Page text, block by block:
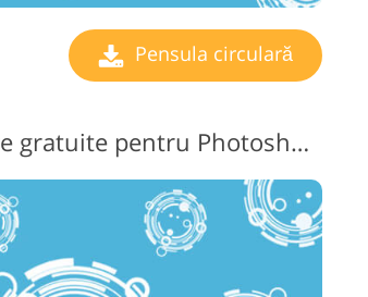
Pensula circulară
Pensule circulare gratuite pentru Photoshop # 10 "Time Machine"